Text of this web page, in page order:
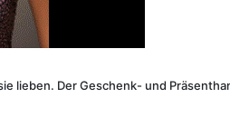
lieben. Der Geschenk- und